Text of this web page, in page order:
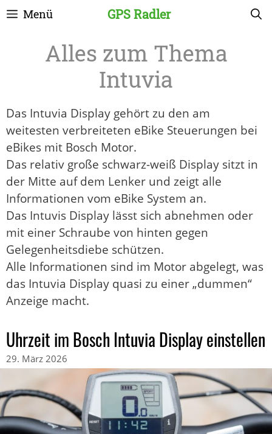
Zum
GPS Radler
Menü
Intuvia
Das Intuvia Display gehört zu den am
weitesten verbreiteten eBike Steuerungen bei
eBikes mit Bosch Motor.
Das relativ große schwarz-weiß Display sitzt in
der Mitte auf dem Lenker und zeigt alle
Informationen vom eBike System an.
Das Intuvis Display lässt sich abnehmen oder
mit einer Schraube von hinten gegen
Gelegenheitsdiebe schützen.
Alle Informationen sind im Motor abgelegt, was
das Intuvia Display quasi zu einer „dummen“
Anzeige macht.
Uhrzeit im Bosch Intuvia Display einstellen
29. März 2026